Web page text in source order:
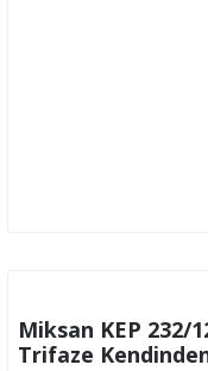
Miksan KEP 232/
Trifaze